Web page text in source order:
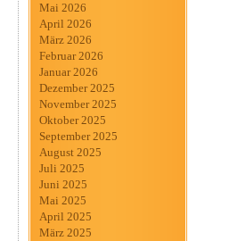
Mai 2026
April 2026
März 2026
Februar 2026
Januar 2026
Dezember 2025
November 2025
Oktober 2025
September 2025
August 2025
Juli 2025
Juni 2025
Mai 2025
April 2025
März 2025